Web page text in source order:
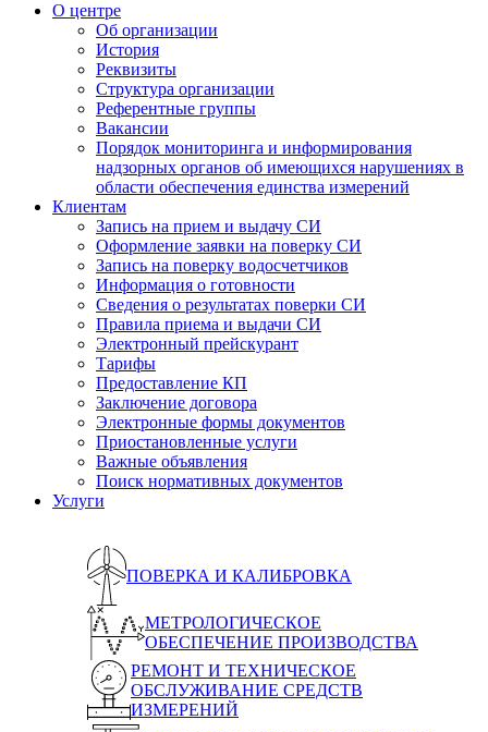
О центре
Об организации
История
Реквизиты
Структура организации
Референтные группы
Вакансии
Порядок мониторинга и информирования
надзорных органов об имеющихся нарушениях в
области обеспечения единства измерений
Клиентам
Запись на прием и выдачу СИ
Оформление заявки на поверку СИ
Запись на поверку водосчетчиков
Информация о готовности
Сведения о результатах поверки СИ
Правила приема и выдачи СИ
Электронный прейскурант
Тарифы
Предоставление КП
Заключение договора
Электронные формы документов
Приостановленные услуги
Важные объявления
Поиск нормативных документов
Услуги
ПОВЕРКА И КАЛИБРОВКА
МЕТРОЛОГИЧЕСКОЕ
ОБЕСПЕЧЕНИЕ ПРОИЗВОДСТВА
РЕМОНТ И ТЕХНИЧЕСКОЕ
ОБСЛУЖИВАНИЕ СРЕДСТВ
ИЗМЕРЕНИЙ